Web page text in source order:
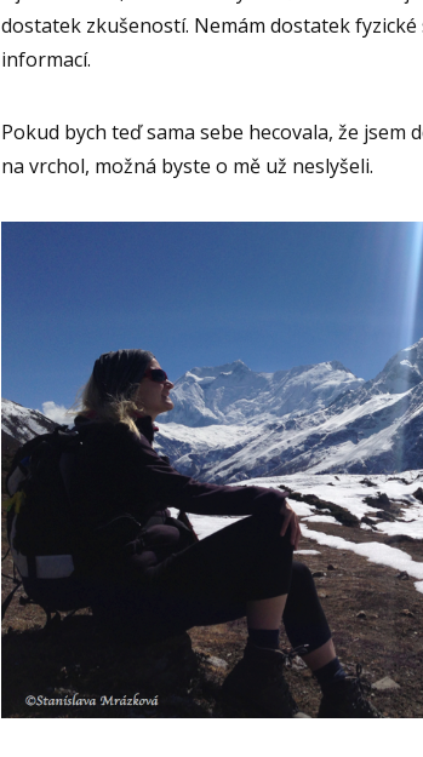
dostatek zkušeností. Nemám dostatek
informací.
Pokud bych teď sama sebe hecovala, že jsem
na vrchol, možná byste o mě už neslyšeli.